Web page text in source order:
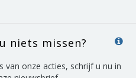
niets missen?
van onze acties, schrijf u nu in